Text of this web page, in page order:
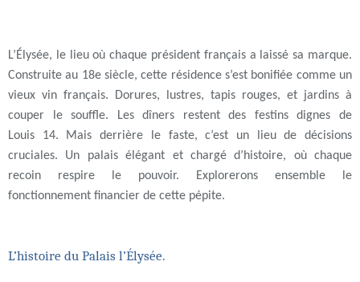
L’Élysée, le lieu où chaque président français a laissé sa marque.
Construite au 18e siècle, cette résidence s’est bonifiée comme un
vieux vin français. Dorures, lustres, tapis rouges, et jardins à
couper le souffle. Les dîners restent des festins dignes de
Louis 14. Mais derrière le faste, c’est un lieu de décisions
cruciales. Un palais élégant et chargé d’histoire, où chaque
recoin respire le pouvoir. Explorerons ensemble le
fonctionnement financier de cette pépite.
L’histoire du Palais l’Élysée.